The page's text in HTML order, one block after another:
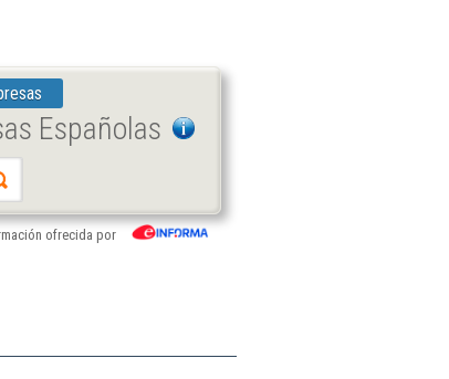
Españolas
ofrecida por